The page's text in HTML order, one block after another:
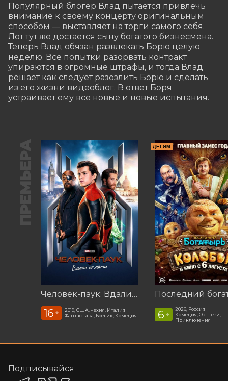
Популярный блогер Влад пытается привлечь
внимание к своему концерту оригинальным
способом — выставляет на торги самого себя.
Лот тут же достается сыну богатого бизнесмена.
Теперь Влад обязан развлекать Борю целую
неделю. Все попытки разорвать контракт
упираются в огромные штрафы, и тогда Влад
решает как следует разозлить Борю и сделать
из его жизни видеоблог. В ответ Боря
устраивает ему все новые и новые испытания.
ПРЕМЬЕРА
Человек-паук: Вдали от дома (2019)
16 +
2019, США, Чехия, Италия
Фантастика, Боевик, Комедия
ДЕТЯМ
6 +
2026, Россия
Комедия, Фэнтези,
Приключения
Подписывайся